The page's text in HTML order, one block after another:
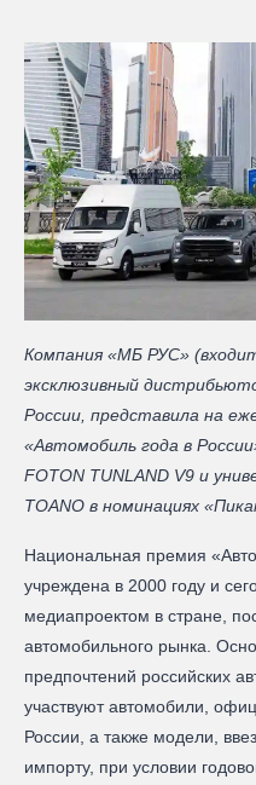
Компания «МБ РУС»
эксклюзивный
России, представила на
«Автомобиль года в
FOTON TUNLAND V9 и
TOANO в номинациях
Национальная премия
учреждена в 2000 году и
медиапроектом в стране,
автомобильного рынка.
предпочтений российских
участвуют автомобили,
России, а также модели,
импорту, при условии